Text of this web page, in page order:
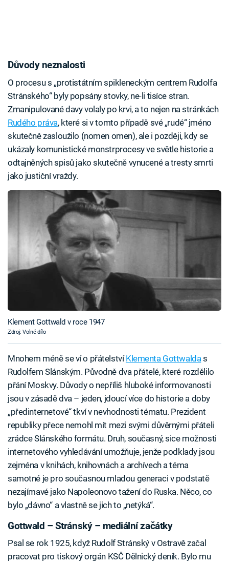
Důvody neznalosti
O procesu s „protistátním spikleneckým centrem Rudolfa
Stránského“ byly popsány stovky, ne-li tisíce stran.
Zmanipulované davy volaly po krvi, a to nejen na stránkách
Rudého práva, které si v tomto případě své „rudé“ jméno
skutečně zasloužilo (nomen omen), ale i později, kdy se
ukázaly komunistické monstrprocesy ve světle historie a
odtajněných spisů jako skutečně vynucené a tresty smrti
jako justiční vraždy.
Klement Gottwald v roce 1947
Zdroj: Volné dílo
Mnohem méně se ví o přátelstvíKlementa Gottwalda s
Rudolfem Slánským. Původně dva přátelé, které rozdělilo
přání Moskvy. Důvody o nepříliš hluboké informovanosti
jsou v zásadě dva – jeden, jdoucí více do historie a doby
„předinternetové“ tkví v nevhodnosti tématu. Prezident
republiky přece nemohl mít mezi svými důvěrnými přáteli
zrádce Slánského formátu. Druh, současný, sice možnosti
internetového vyhledávání umožňuje, jenže podklady jsou
zejména v knihách, knihovnách a archívech a téma
samotné je pro současnou mladou generaci v podstatě
nezajímavé jako Napoleonovo tažení do Ruska. Něco, co
bylo „dávno“ a vlastně se jich to „netýká“.
Gottwald – Stránský – mediální začátky
Psal se rok 1925, když Rudolf Stránský v Ostravě začal
pracovat pro tiskový orgán KSČ Dělnický deník. Bylo mu